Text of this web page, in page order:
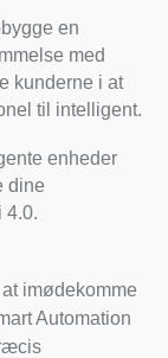
en
med
kunderne i at
til intelligent.
enheder
dine
4.0.
imødekomme
Automation